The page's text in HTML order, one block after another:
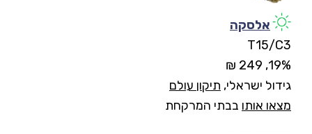
אלסקה
T15/C3
19%, 249 ₪
גידול ישראלי, תיקון עולם
מצאו אותו בבתי המרקחת